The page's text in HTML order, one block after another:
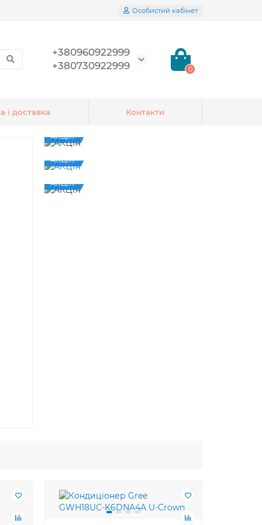
Особистий кабінет
+380960922999
+380730922999
0
і доставка Контакти
АКЦІЯ
АКЦІЯ
АКЦІЯ